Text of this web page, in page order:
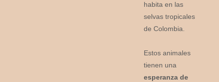
habita en las
selvas tropicales
de Colombia.
Estos animales
tienen una
esperanza de